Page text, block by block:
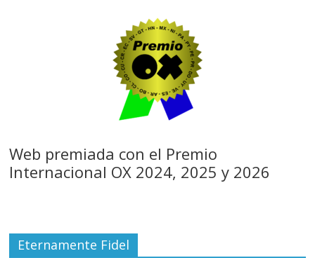
Web premiada con el Premio
Internacional OX 2024, 2025 y 2026
Eternamente Fidel